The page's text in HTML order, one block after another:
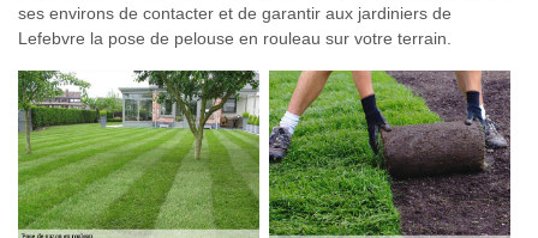
ses environs de contacter et de garantir aux jardiniers de
Lefebvre la pose de pelouse en rouleau sur votre terrain.